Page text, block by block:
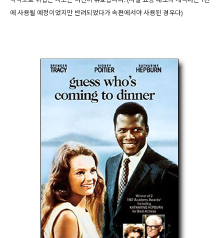
에 사용될 예정이었지만 반려되었다가 속편에서야 사용된 경우다)